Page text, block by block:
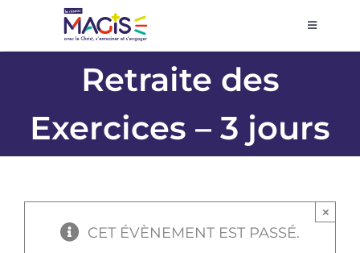
contenu
Toggle
Agenda
Se former
Retraite des
Exercices – 3 jours
CET ÉVÈNEMENT EST PASSÉ.
×